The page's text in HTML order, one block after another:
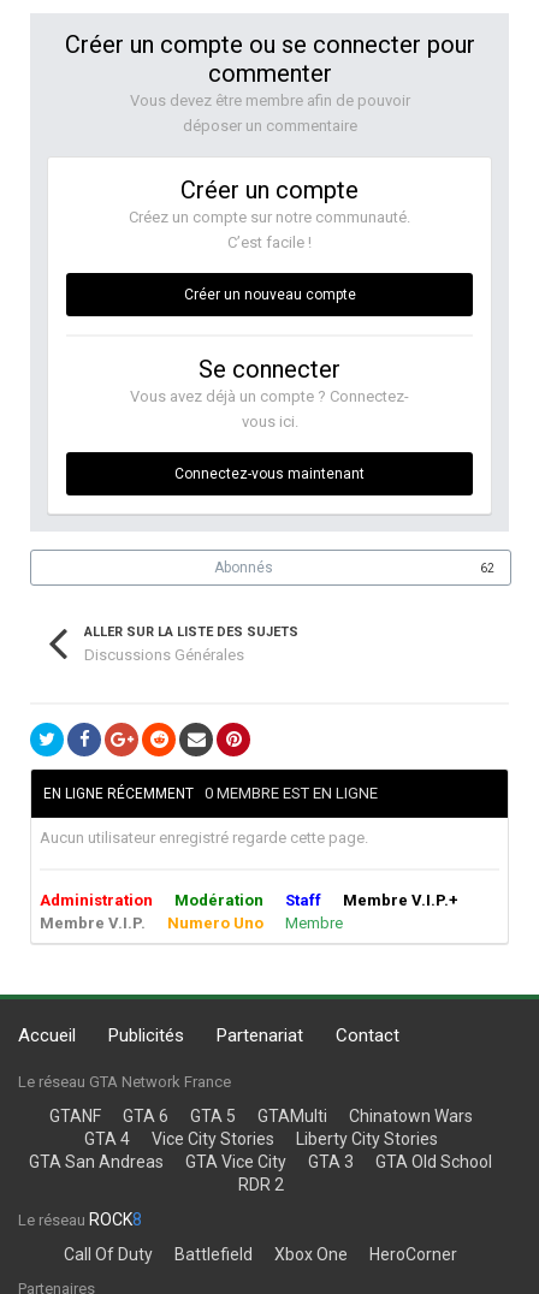
Créer un compte ou se connecter pour
commenter
Vous devez être membre afin de pouvoir
déposer un commentaire
Créer un compte
Créez un compte sur notre communauté.
C’est facile !
Créer un nouveau compte
Se connecter
Vous avez déjà un compte ? Connectez-
vous ici.
Connectez-vous maintenant
Abonnés 62
ALLER SUR LA LISTE DES SUJETS
Discussions Générales
EN LIGNE RÉCEMMENT 0 MEMBRE EST EN LIGNE
Aucun utilisateur enregistré regarde cette page.
Administration Modération Staff
Membre V.I.P.+
Membre V.I.P.
Numero Uno Membre
Accueil Publicités Partenariat Contact
Le réseau GTA Network France
GTANF GTA 6 GTA 5 GTAMulti
Chinatown Wars
GTA 4
Vice City Stories
Liberty City Stories
GTA San Andreas
GTA Vice City GTA 3
GTA Old School
RDR 2
Le réseau ROCK8
Call Of Duty
Battlefield Xbox One HeroCorner
Partenaires